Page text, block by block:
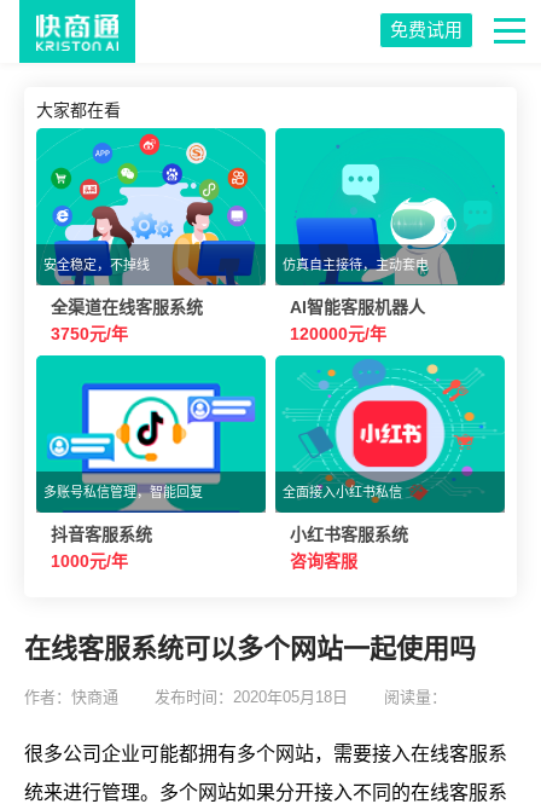
免费试用
大家都在看
安全稳定，不掉线
全渠道在线客服系统
3750元/年
仿真自主接待，主动套电
AI智能客服机器人
120000元/年
多账号私信管理，智能回复
抖音客服系统
1000元/年
全面接入小红书私信
小红书客服系统
咨询客服
在线客服系统可以多个网站一起使用吗
作者：快商通 发布时间：2020年05月18日 阅读量：
很多公司企业可能都拥有多个网站，需要接入在线客服系
统来进行管理。多个网站如果分开接入不同的在线客服系